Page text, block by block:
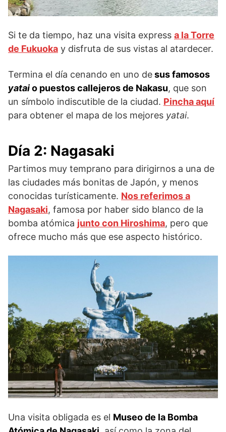
Si te da tiempo, haz una visita express a la Torre
de Fukuoka y disfruta de sus vistas al atardecer.
Termina el día cenando en uno desus famosos
yataio puestos callejeros de Nakasu, que son
un símbolo indiscutible de la ciudad. Pincha aquí
para obtener el mapa de los mejores yatai.
Día 2: Nagasaki
Partimos muy temprano para dirigirnos a una de
las ciudades más bonitas de Japón, y menos
conocidas turísticamente. Nos referimos a
Nagasaki, famosa por haber sido blanco de la
bomba atómica junto con Hiroshima, pero que
ofrece mucho más que ese aspecto histórico.
Una visita obligada es el Museo de la Bomba